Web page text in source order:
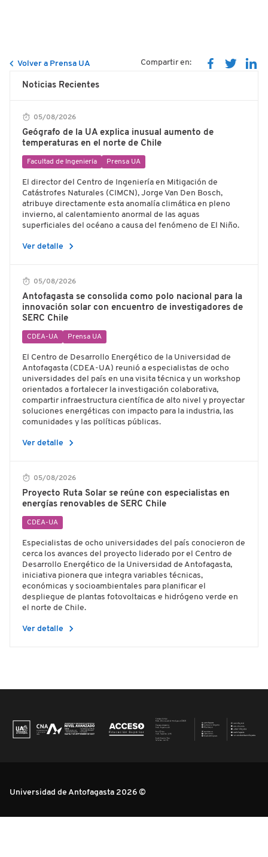
Volver a Prensa UA Compartir en:
Noticias Recientes
05/08/2026
Geógrafo de la UA explica inusual aumento de
temperaturas en el norte de Chile
Facultad de Ingeniería Prensa UA
El director del Centro de Ingeniería en Mitigación de
Catástrofes Naturales (CIMCN), Jorge Van Den Bosch,
atribuye directamente esta anomalía climática en pleno
invierno, al calentamiento anormal de las aguas
superficiales del océano a causa del fenómeno de El Niño.
Ver detalle chevron_right
05/08/2026
Antofagasta se consolida como polo nacional para la
innovación solar con encuentro de investigadores de
SERC Chile
CDEA-UA Prensa UA
El Centro de Desarrollo Energético de la Universidad de
Antofagasta (CDEA-UA) reunió a especialistas de ocho
universidades del país en una visita técnica y un workshop
orientados a fortalecer la investigación colaborativa,
compartir infraestructura científica de alto nivel y proyectar
soluciones energéticas con impacto para la industria, las
comunidades y las políticas públicas.
Ver detalle chevron_right
05/08/2026
Proyecto Ruta Solar se reúne con especialistas en
energías renovables de SERC Chile
CDEA-UA
Especialistas de ocho universidades del país conocieron de
cerca los avances del proyecto liderado por el Centro de
Desarrollo Energético de la Universidad de Antofagasta,
iniciativa pionera que integra variables técnicas,
económicas y socioambientales para planificar el
despliegue de plantas fotovoltaicas e hidrógeno verde en
el norte de Chile.
Ver detalle chevron_right
Universidad de Antofagasta 2026 ©